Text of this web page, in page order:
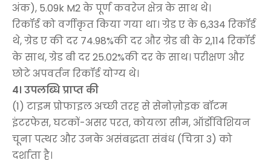
अंक), 5.09k M2 के पूर्ण कवरेज क्षेत्र के साथ थे।
रिकॉर्ड को वर्गीकृत किया गया था। ग्रेड ए के 6,334 रिकॉर्ड
थे, ग्रेड ए की दर 74.98%की दर और ग्रेड बी के 2,114 रिकॉर्ड
के साथ, ग्रेड बी दर 25.02%की दर के साथ। परीक्षण और
छोटे अपवर्तन रिकॉर्ड योग्य थे।
4। उपलब्धि प्राप्त की
(1) टाइम प्रोफाइल अच्छी तरह से सेनोज़ोइक बॉटम
इंटरफेस, घटकों-असर परत, कोयला सीम, ऑर्डोविशियन
चूना पत्थर और उनके असंबद्धता संबंध (चित्रा 3) को
दर्शाता है।